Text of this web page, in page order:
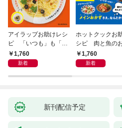
アイラップお助けレシ
ピ 「いつも」も「も
しも」もおいしい！
1,760
新着
ホットクックお
シピ 肉と魚の
ず 少ない材料＆
料で、あとはスイ
1,760
新着
新刊配信予定